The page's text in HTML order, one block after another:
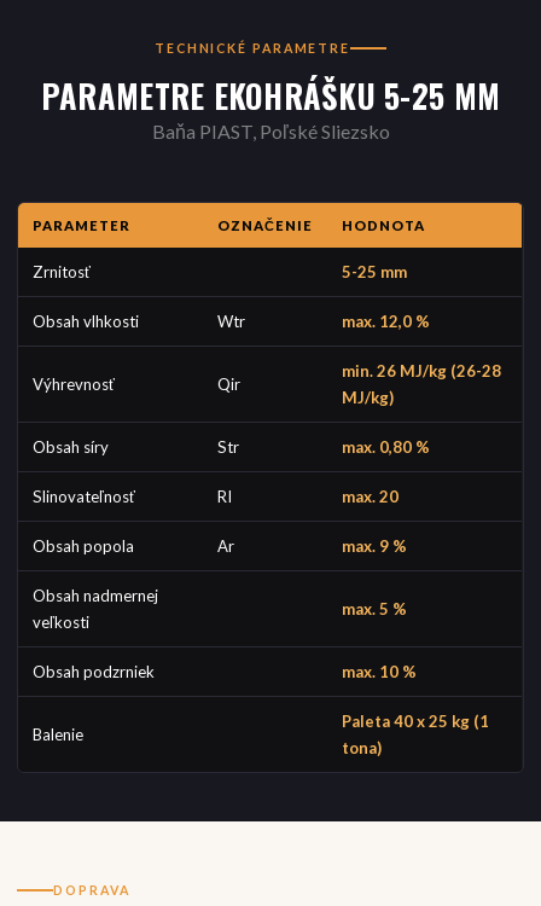
TECHNICKÉ PARAMETRE
PARAMETRE EKOHRÁŠKU 5-25 MM
Baňa PIAST, Poľské Sliezsko
PARAMETER OZNAČENIE HODNOTA
Zrnitosť 5-25 mm
Obsah vlhkosti Wtr max. 12,0 %
Výhrevnosť Qir
min. 26 MJ/kg (26-28
MJ/kg)
Obsah síry Str max. 0,80 %
Slinovateľnosť RI max. 20
Obsah popola Ar max. 9 %
Obsah nadmernej
veľkosti
max. 5 %
Obsah podzrniek max. 10 %
Balenie
Paleta 40 x 25 kg (1
tona)
DOPRAVA